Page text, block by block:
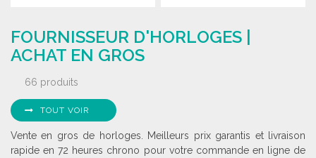
Demander un devis Demander un devis
FOURNISSEUR D'HORLOGES |
ACHAT EN GROS
66 produits
TOUT VOIR
Vente en gros de horloges. Meilleurs prix garantis et livraison
rapide en 72 heures chrono pour votre commande en ligne de